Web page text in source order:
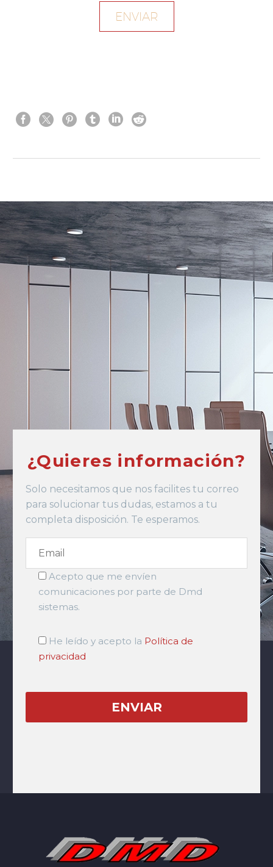
¿Quieres información?
Solo necesitamos que nos facilites tu correo
para solucionar tus dudas, estamos a tu
completa disposición. Te esperamos.
Acepto que me envíen
comunicaciones por parte de Dmd
sistemas.
He leído y acepto la Política de
privacidad